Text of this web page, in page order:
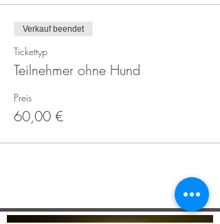
Verkauf beendet
Tickettyp
Teilnehmer ohne Hund
Preis
60,00 €